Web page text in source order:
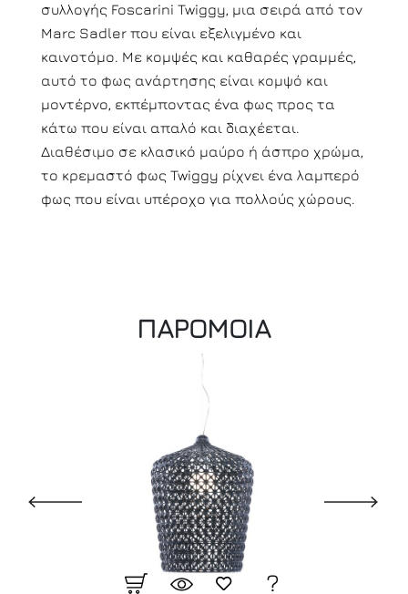
συλλογής Foscarini Twiggy, μια σειρά από τον
Marc Sadler που είναι εξελιγμένο και
καινοτόμο. Με κομψές και καθαρές γραμμές,
αυτό το φως ανάρτησης είναι κομψό και
μοντέρνο, εκπέμποντας ένα φως προς τα
κάτω που είναι απαλό και διαχέεται.
Διαθέσιμο σε κλασικό μαύρο ή άσπρο χρώμα,
το κρεμαστό φως Twiggy ρίχνει ένα λαμπερό
φως που είναι υπέροχο για πολλούς χώρους.
ΠΑΡΟΜΟΙΑ